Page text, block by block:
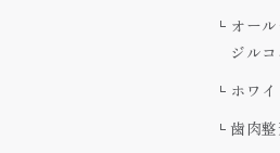
オー
ジル
ホワ
歯肉